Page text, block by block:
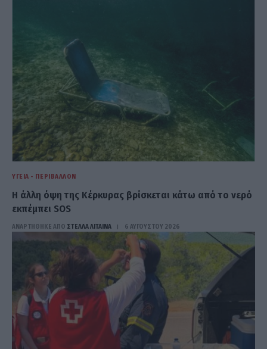
ΥΓΕΊΑ - ΠΕΡΙΒΆΛΛΟΝ
Η άλλη όψη της Κέρκυρας βρίσκεται κάτω από το νερό
εκπέμπει SOS
ΑΝΑΡΤΗΘΗΚΕ ΑΠΟ ΣΤΈΛΛΑ ΛΊΤΑΙΝΑ 6 ΑΥΓΟΎΣΤΟΥ 2026